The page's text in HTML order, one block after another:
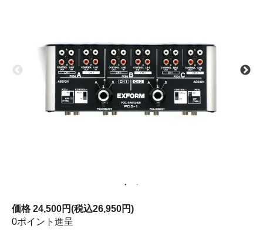
価格 24,500円(税込26,950円)
0ポイント進呈